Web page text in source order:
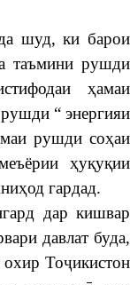
шуд, ки барои
таъмини рушди
ҳамаи
“ энергияи
рушди соҳаи
ҳуқуқии
гардад.
дар кишвар
давлат буда,
Тоҷикистон